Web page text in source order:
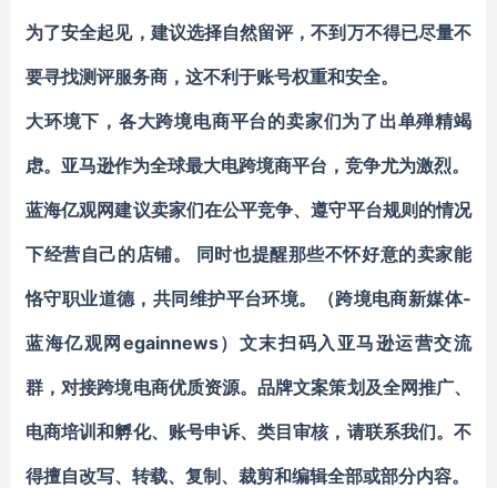
为了安全起见，建议选择自然留评，不到万不得已尽量不
要寻找测评服务商，这不利于账号权重和安全。
大环境下，各大跨境电商平台的卖家们为了出单殚精竭
虑。亚马逊作为全球最大电跨境商平台，竞争尤为激烈。
蓝海亿观网建议卖家们在公平竞争、遵守平台规则的情况
下经营自己的店铺。 同时也提醒那些不怀好意的卖家能
恪守职业道德，共同维护平台环境。（跨境电商新媒体-
蓝海亿观网egainnews） 文末扫码入亚马逊运营交流
群，对接跨境电商优质资源。品牌文案策划及全网推广、
电商培训和孵化、账号申诉、类目审核，请联系我们。不
得擅自改写、转载、复制、裁剪和编辑全部或部分内容。